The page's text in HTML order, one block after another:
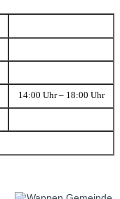
14:00 Uhr – 18:00 Uhr